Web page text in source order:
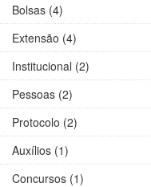
Bolsas (4)
Extensão (4)
Institucional (2)
Pessoas (2)
Protocolo (2)
Auxílios (1)
Concursos (1)